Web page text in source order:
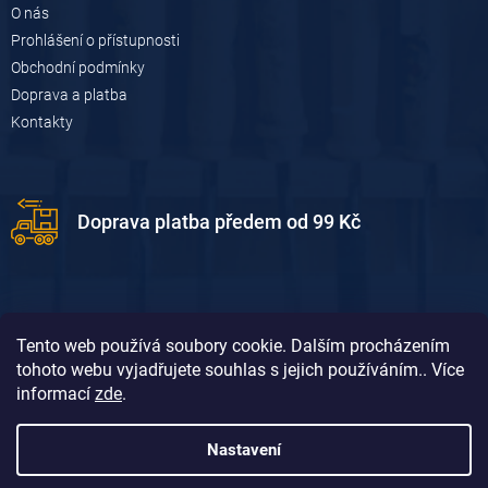
Tento web používá soubory cookie. Dalším procházením
tohoto webu vyjadřujete souhlas s jejich používáním.. Více
informací zde.
Nastavení
O nás
Prohlášení o přístupnosti
Obchodní podmínky
Doprava a platba
Kontakty
Doprava platba předem od 99 Kč
Doprava platba dobírkou od 119 Kč